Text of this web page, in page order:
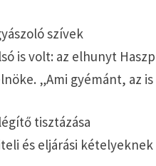
szívek
is volt: az elhunyt
„Ami gyémánt, az is
tisztázása
és eljárási